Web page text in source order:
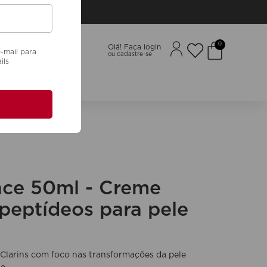
Olá! Faça login 0
Valores
mail para
50ml - Creme
para pele
com foco nas transformações da pele